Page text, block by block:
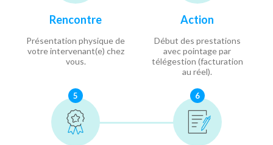
Rencontre
Présentation physique de
votre intervenant(e) chez
vous.
Action
Début des prestations
avec pointage par
télégestion (facturation
au réel).
5 6